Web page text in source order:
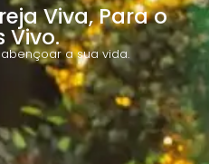
Viva, Para o
Vivo.
a sua vida.